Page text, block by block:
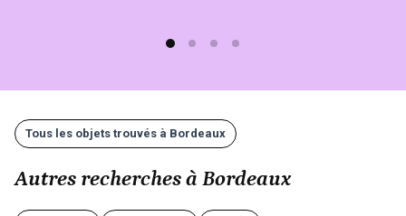
Tous les objets trouvés à Bordeaux
Autres recherches à Bordeaux